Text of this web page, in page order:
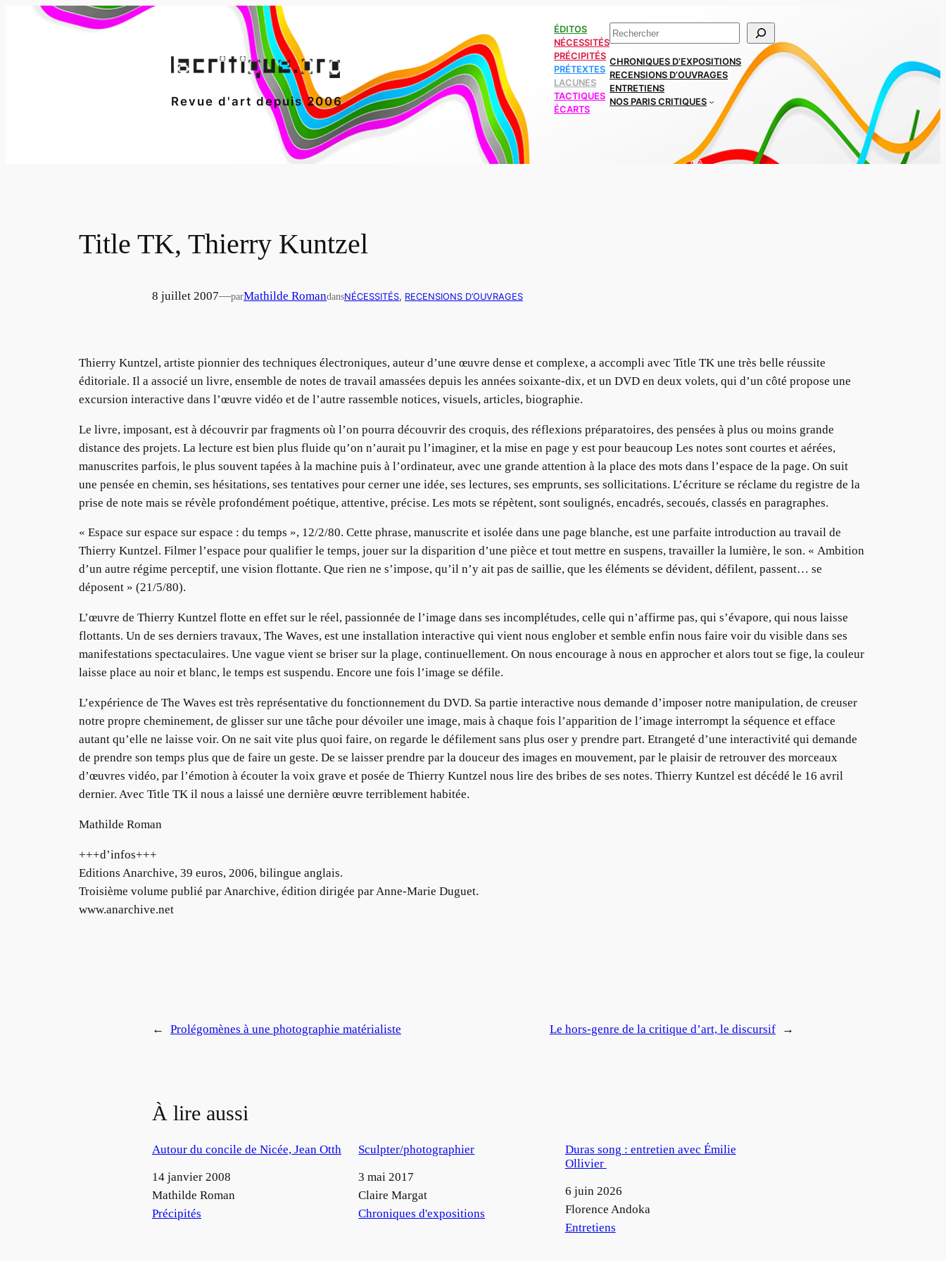
Revue d'art depuis 2006
ÉDITOS
NÉCESSITÉS
PRÉCIPITÉS
PRÉTEXTES
LACUNES
TACTIQUES
ÉCARTS
Rechercher
CHRONIQUES D’EXPOSITIONS
RECENSIONS D’OUVRAGES
ENTRETIENS
NOS PARIS CRITIQUES
Title TK, Thierry Kuntzel
8 juillet 2007—parMathilde RomandansNÉCESSITÉS, RECENSIONS D’OUVRAGES
Thierry Kuntzel, artiste pionnier des techniques électroniques, auteur d’une œuvre dense et complexe, a accompli avec Title TK une très belle réussite
éditoriale. Il a associé un livre, ensemble de notes de travail amassées depuis les années soixante-dix, et un DVD en deux volets, qui d’un côté propose une
excursion interactive dans l’œuvre vidéo et de l’autre rassemble notices, visuels, articles, biographie.
Le livre, imposant, est à découvrir par fragments où l’on pourra découvrir des croquis, des réflexions préparatoires, des pensées à plus ou moins grande
distance des projets. La lecture est bien plus fluide qu’on n’aurait pu l’imaginer, et la mise en page y est pour beaucoup Les notes sont courtes et aérées,
manuscrites parfois, le plus souvent tapées à la machine puis à l’ordinateur, avec une grande attention à la place des mots dans l’espace de la page. On suit
une pensée en chemin, ses hésitations, ses tentatives pour cerner une idée, ses lectures, ses emprunts, ses sollicitations. L’écriture se réclame du registre de la
prise de note mais se révèle profondément poétique, attentive, précise. Les mots se répètent, sont soulignés, encadrés, secoués, classés en paragraphes.
« Espace sur espace sur espace : du temps », 12/2/80. Cette phrase, manuscrite et isolée dans une page blanche, est une parfaite introduction au travail de
Thierry Kuntzel. Filmer l’espace pour qualifier le temps, jouer sur la disparition d’une pièce et tout mettre en suspens, travailler la lumière, le son. « Ambition
d’un autre régime perceptif, une vision flottante. Que rien ne s’impose, qu’il n’y ait pas de saillie, que les éléments se dévident, défilent, passent… se
déposent » (21/5/80).
L’œuvre de Thierry Kuntzel flotte en effet sur le réel, passionnée de l’image dans ses incomplétudes, celle qui n’affirme pas, qui s’évapore, qui nous laisse
flottants. Un de ses derniers travaux, The Waves, est une installation interactive qui vient nous englober et semble enfin nous faire voir du visible dans ses
manifestations spectaculaires. Une vague vient se briser sur la plage, continuellement. On nous encourage à nous en approcher et alors tout se fige, la couleur
laisse place au noir et blanc, le temps est suspendu. Encore une fois l’image se défile.
L’expérience de The Waves est très représentative du fonctionnement du DVD. Sa partie interactive nous demande d’imposer notre manipulation, de creuser
notre propre cheminement, de glisser sur une tâche pour dévoiler une image, mais à chaque fois l’apparition de l’image interrompt la séquence et efface
autant qu’elle ne laisse voir. On ne sait vite plus quoi faire, on regarde le défilement sans plus oser y prendre part. Etrangeté d’une interactivité qui demande
de prendre son temps plus que de faire un geste. De se laisser prendre par la douceur des images en mouvement, par le plaisir de retrouver des morceaux
d’œuvres vidéo, par l’émotion à écouter la voix grave et posée de Thierry Kuntzel nous lire des bribes de ses notes. Thierry Kuntzel est décédé le 16 avril
dernier. Avec Title TK il nous a laissé une dernière œuvre terriblement habitée.
Mathilde Roman
+++d’infos+++
Editions Anarchive, 39 euros, 2006, bilingue anglais.
Troisième volume publié par Anarchive, édition dirigée par Anne-Marie Duguet.
www.anarchive.net
← Prolégomènes à une photographie matérialiste Le hors-genre de la critique d’art, le discursif →
À lire aussi
Autour du concile de Nicée, Jean Otth
Date
14 janvier 2008
Auteur
Mathilde Roman
Par rapport à
Précipités
Sculpter/photographier
Date
3 mai 2017
Auteur
Claire Margat
Par rapport à
Chroniques d'expositions
Duras song : entretien avec Émilie
Ollivier
Date
6 juin 2026
Auteur
Florence Andoka
Par rapport à
Entretiens